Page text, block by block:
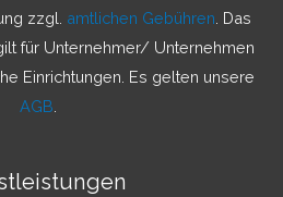
zzgl. amtlichen Gebühren . Das
für Unternehmer/ Unternehmen
Einrichtungen. Es gelten unsere
AGB